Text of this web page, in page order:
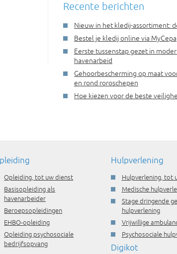
Recente berichten
Nieuw in het kledij-assortiment:
Bestel je kledij online via MyCepa
Eerste tussenstap gezet in
havenarbeid
Gehoorbescherming op maat
en rond roroschepen
Hoe kiezen voor de beste
Opleiding, tot uw dienst
Basisopleiding als
havenarbeider
Beroepsopleidingen
EHBO-opleiding
Opleiding psychosociale
bedrijfsopvang
Hulpverlening
Hulpverlening, tot
Medische
Stage dringende
hulpverlening
Vrijwillige
Psychosociale
Digikot